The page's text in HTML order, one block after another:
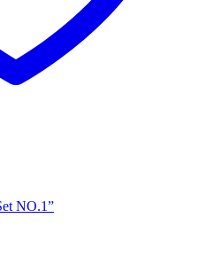
NO.1”